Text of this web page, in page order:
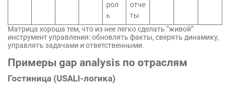
рол
ь
отче
ты
Матрица хороша тем, что из нее легко сделать “живой”
инструмент управления: обновлять факты, сверять динамику,
управлять задачами и ответственными.
Примеры gap analysis по отраслям
Гостиница (USALI-логика)